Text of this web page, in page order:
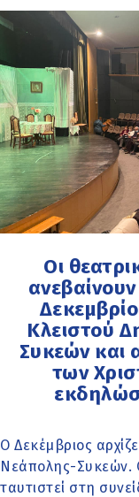
Οι
Κλειστού
Συκεών και
των
Ο Δεκέμβριος
Νεάπολης-Συκεών.
ταυτιστεί στη